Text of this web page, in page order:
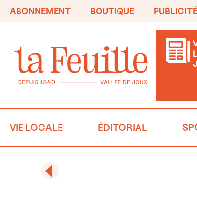
ABONNEMENT BOUTIQUE PUBLICITÉ
VIE LOCALE ÉDITORIAL